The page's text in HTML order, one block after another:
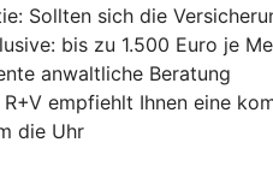
Sollten sich die
bis zu 1.500 Euro je
anwaltliche Beratung
empfiehlt Ihnen eine
die Uhr